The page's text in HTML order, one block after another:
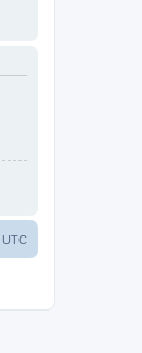
UTC